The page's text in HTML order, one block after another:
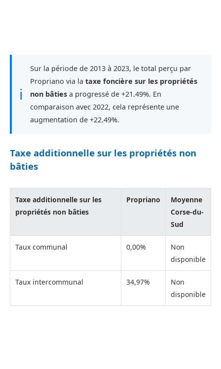
ℹ
Sur la période de 2013 à 2023, le total perçu par
Propriano via la taxe foncière sur les propriétés
non bâties a progressé de +21.49%. En
comparaison avec 2022, cela représente une
augmentation de +22.49%.
Taxe additionnelle sur les propriétés non
bâties
Taxe additionnelle sur les
propriétés non bâties
Propriano
Moyenne
Corse-du-
Sud
Taux communal 0,00%
Non
disponible
Taux intercommunal 34,97%
Non
disponible